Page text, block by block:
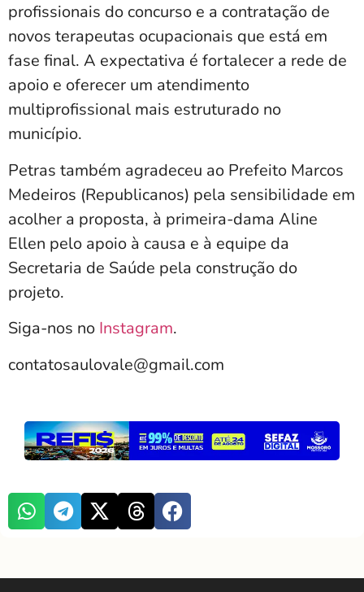
profissionais do concurso e a contratação de
novos terapeutas ocupacionais que está em
fase final. A expectativa é fortalecer a rede de
apoio e oferecer um atendimento
multiprofissional mais estruturado no
município.
Petras também agradeceu ao Prefeito Marcos
Medeiros (Republicanos) pela sensibilidade em
acolher a proposta, à primeira-dama Aline
Ellen pelo apoio à causa e à equipe da
Secretaria de Saúde pela construção do
projeto.
Siga-nos no Instagram.
contatosaulovale@gmail.com